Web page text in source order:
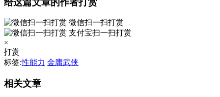
微信扫一扫打赏
支付宝扫一扫打赏
×
打赏
标签:性能力 金庸武侠
相关文章